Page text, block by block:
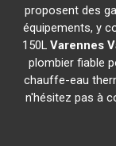
proposent des
équipements, y
150L Varennes
plombier fiable
chauffe-eau
n'hésitez pas à